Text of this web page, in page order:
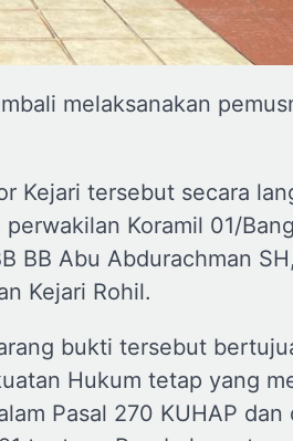
melaksanakan
Kejari tersebut secara
Koramil 01/
BB Abu Abdurachman
Kejari Rohil.
bukti tersebut
Hukum tetap yang
Pasal 270 KUHAP dan